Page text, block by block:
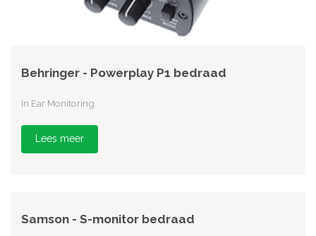
Behringer - Powerplay P1 bedraad
In Ear Monitoring
Lees meer
Samson - S-monitor bedraad